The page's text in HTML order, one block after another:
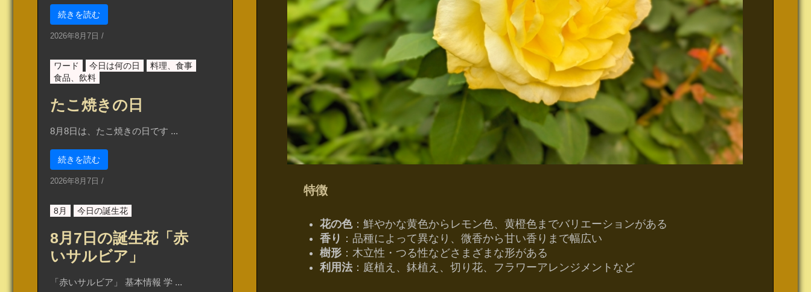
特徴
花の色：鮮やかな黄色からレモン色、黄橙色までバリエーションがある
香り ：品種によって異なり、微香から甘い香りまで幅広い
樹形 ：木立性・つる性などさまざまな形がある
利用法：庭植え、鉢植え、切り花、フラワーアレンジメントなど
続きを読む
2026年8月7日 /
ワード 今日は何の日
料理、食事
食品、飲料
たこ焼きの日
8月8日は、たこ焼きの日です ...
続きを読む
2026年8月7日 /
8月 今日の誕生花
8月7日の誕生花「赤
いサルビア」
「赤いサルビア」 基本情報 学 ...